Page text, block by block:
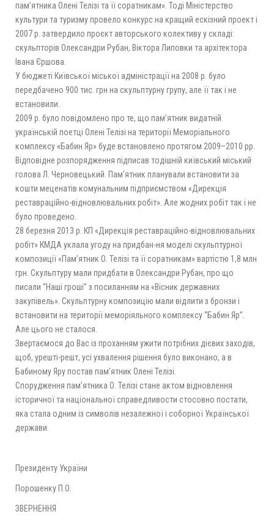
пам’ятника Олені Телізі та її соратникам». Тоді Міністерство
культури та туризму провело конкурс на кращий ескізний проект і
2007 р. затвердило проєкт авторського колективу у складі:
скульпторів Олександри Рубан, Віктора Липовки та архітектора
Івана Єршова.
У бюджеті Київської міської адміністрації на 2008 р. було
передбачено 900 тис. грн на скульптурну групу, але її так і не
встановили.
2009 р. було повідомлено про те, що пам’ятник видатній
українській поетці Олені Телізі на території Меморіального
комплексу «Бабин Яр» буде встановлено протягом 2009–2010 рр.
Відповідне розпорядження підписав тодішній київський міський
голова Л. Черновецький. Пам’ятник планували встановити за
кошти меценатів комунальним підприємством «Дирекція
реставраційно-відновлювальних робіт». Але жодних робіт так і не
було проведено.
28 березня 2013 р. КП «Дирекція реставраційно-відновлювальних
робіт» КМДА уклала угоду на придбан-ня моделі скульптурної
композиції «Пам’ятник О. Телізі та її соратникам» вартістю 1,8 млн
грн. Скульптуру мали придбати в Олександри Рубан, про що
писали “Наші гроші” з посиланням на «Вісник державних
закупівель». Скульптурну композицію мали відлити з бронзи і
встановити на території меморіяльного комплексу “Бабин Яр”.
Але цього не сталося.
Звертаємося до Вас із проханням ужити потрібних дієвих заходів,
щоб, урешті-решт, усі ухвалення рішення було виконано, а в
Бабиному Яру постав пам’ятник Олені Телізі.
Спорудження пам’ятника О. Телізі стане актом відновлення
історичної та національної справедливости стосовно постати,
яка стала одним із символів незалежної і соборної Української
держави.
Президенту України
Порошенку П.О.
ЗВЕРНЕННЯ